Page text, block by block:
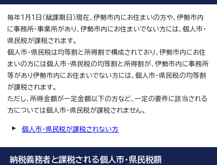
毎年1月1日（賦課期日）現在、伊勢市内にお住まいの方や、伊勢市内
に事務所・事業所があり、伊勢市内にお住まいでない方には、個人市・
県民税が課税されます。
個人市・県民税は均等割と所得割で構成されており、伊勢市内にお住
まいの方には個人市・県民税の均等割と所得割が、伊勢市内に事務所
等があり伊勢市内にお住まいでない方には、個人市・県民税の均等割
が課税されます。
ただし、所得金額が一定金額以下の方など、一定の要件に該当される
方については個人市・県民税が課税されません。
個人市・県民税が課税されない方
納税義務者と課税される個人市・県民税額